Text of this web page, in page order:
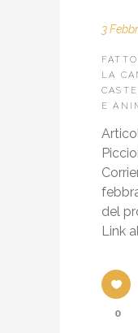
3
LA
E
del
Link
0